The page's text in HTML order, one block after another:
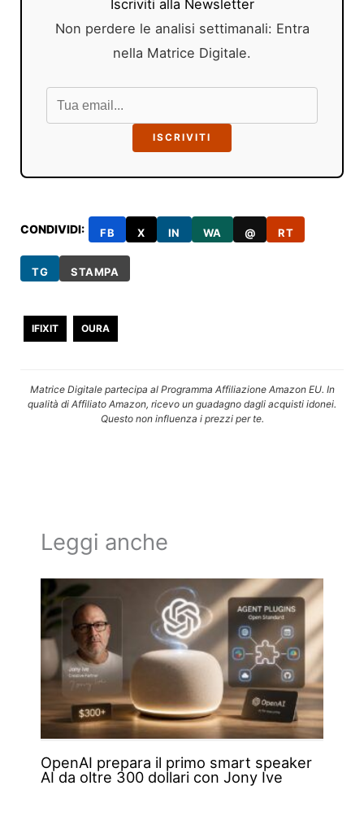
Iscriviti alla Newsletter
Non perdere le analisi settimanali: Entra
nella Matrice Digitale.
ISCRIVITI
CONDIVIDI: FB X IN WA @ RT
TG STAMPA
IFIXIT OURA
Matrice Digitale partecipa al Programma Affiliazione Amazon EU. In
qualità di Affiliato Amazon, ricevo un guadagno dagli acquisti idonei.
Questo non influenza i prezzi per te.
Leggi anche
OpenAI prepara il primo smart speaker
AI da oltre 300 dollari con Jony Ive